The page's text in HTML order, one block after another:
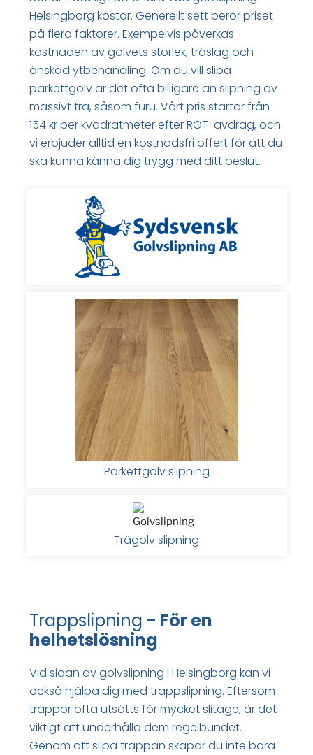
Helsingborg kostar. Generellt sett beror priset
på flera faktorer. Exempelvis påverkas
kostnaden av golvets storlek, träslag och
önskad ytbehandling. Om du vill slipa
parkettgolv är det ofta billigare än slipning av
massivt trä, såsom furu. Vårt pris startar från
154 kr per kvadratmeter efter ROT-avdrag, och
vi erbjuder alltid en kostnadsfri offert för att du
ska kunna känna dig trygg med ditt beslut.
Parkettgolv slipning
Trägolv slipning
Trappslipning - För en
helhetslösning
Vid sidan av golvslipning i Helsingborg kan vi
också hjälpa dig med trappslipning. Eftersom
trappor ofta utsätts för mycket slitage, är det
viktigt att underhålla dem regelbundet.
Genom att slipa trappan skapar du inte bara